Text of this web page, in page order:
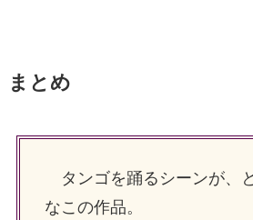
まとめ
タンゴを踊るシーンが、
なこの作品。